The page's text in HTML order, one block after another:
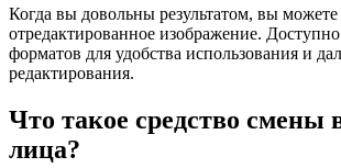
Когда вы довольны результатом, вы можете
отредактированное изображение. Доступно
форматов для удобства использования и
редактирования.
Что такое средство смены
лица?